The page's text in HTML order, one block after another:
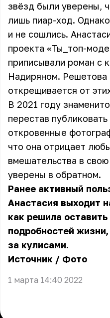
звёзд были уверены,
лишь пиар-ход.
и не сошлись.
проекта «Ты_топ-
приписывали роман с
Надиряном. Решетова
открещивается от
В 2021 году
перестав
откровенные
что она отрицает
вмешательства в
уверены в обратном.
Ранее активный
Анастасия выходит
как решила
подробностей
за кулисами.
Источник / Фото
1 марта 14:40 2022